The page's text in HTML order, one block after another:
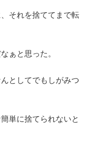
それを捨ててまで転
ぁと思った。
としてでもしがみつ
単に捨てられないと